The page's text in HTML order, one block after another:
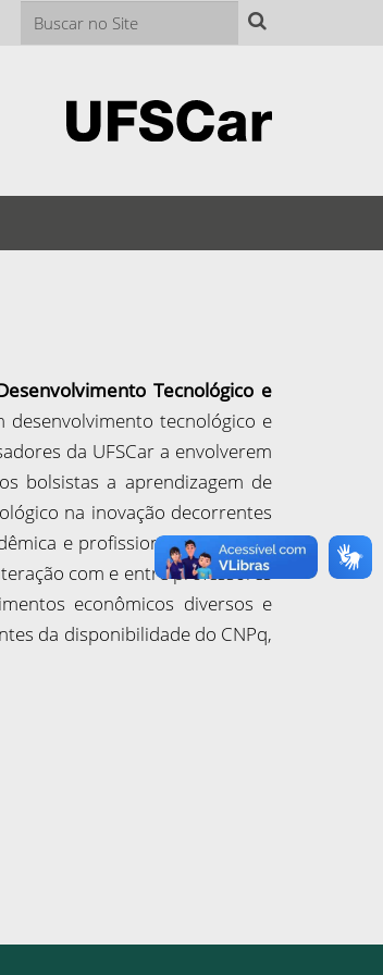
Busca
Busca Avançada…
Tecnológico e
tecnológico e
da UFSCar a envolverem
bolsistas a aprendizagem de
na inovação decorrentes
e profissional dos alunos
com e entre professores
econômicos diversos e
da disponibilidade do CNPq,